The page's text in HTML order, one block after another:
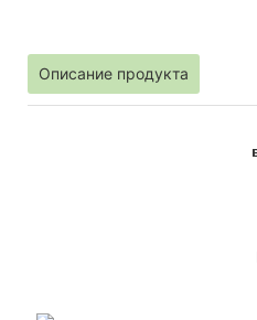
Описание продукта